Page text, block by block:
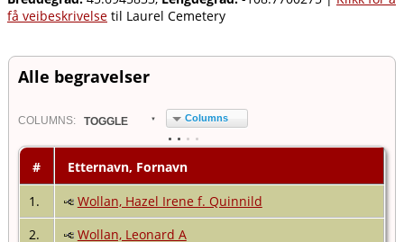
få veibeskrivelse til Laurel Cemetery
Alle begravelser
COLUMN S: TOGGLE Columns
#
Etternavn, Fornavn
1.
Wollan, Hazel Irene f. Quinnild
2.
Wollan, Leonard A